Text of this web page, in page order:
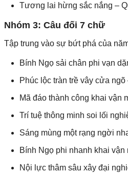
Tương lai hừng sắc nắng –
Nhóm 3: Câu đối 7 chữ
Tập trung vào sự bứt phá của
Bính Ngọ sải chân phi vạn
Phúc lộc tràn trề vây cửa
Mã đáo thành công khai vận
Trí tuệ thông minh soi lối
Sáng mùng một rạng ngời
Bính Ngọ phi nhanh khai
Nội lực thâm sâu xây đại